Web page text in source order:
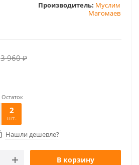
Производитель: Муслим
Магомаев
3 960₽
Остаток
2
шт.
Нашли дешевле?
В корзину